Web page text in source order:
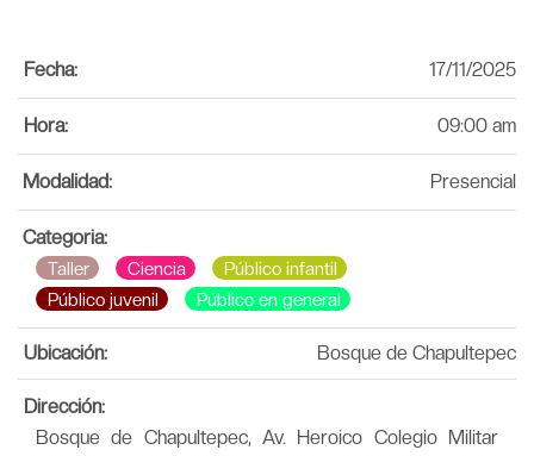
Fecha: 17/11/2025
Hora: 09:00 am
Modalidad: Presencial
Categoria:
Taller Ciencia
Público infantil
Público juvenil
Público en general
Ubicación: Bosque de Chapultepec
Dirección:
Bosque de Chapultepec, Av. Heroico Colegio Militar